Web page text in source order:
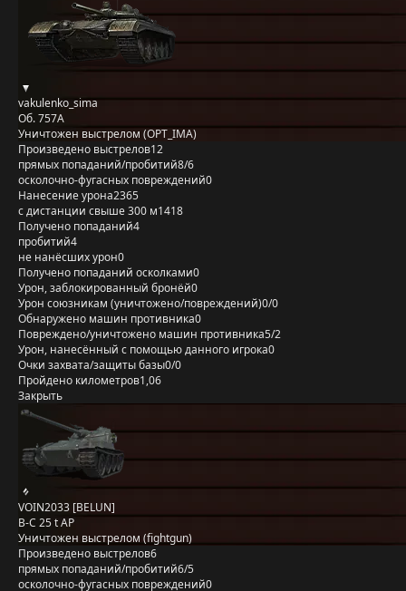
vakulenko_sima
Об. 757А
Уничтожен выстрелом (OPT_IMA)
Произведено выстрелов12
прямых попаданий/пробитий8/6
осколочно-фугасных повреждений0
Нанесение урона2365
с дистанции свыше 300 м1418
Получено попаданий4
пробитий4
не нанёсших урон0
Получено попаданий осколками0
Урон, заблокированный бронёй0
Урон союзникам (уничтожено/повреждений)0/0
Обнаружено машин противника0
Повреждено/уничтожено машин противника5/2
Урон, нанесённый с помощью данного игрока0
Очки захвата/защиты базы0/0
Пройдено километров1,06
Закрыть
VOIN2033 [BELUN]
B-C 25 t AP
Уничтожен выстрелом (fightgun)
Произведено выстрелов6
прямых попаданий/пробитий6/5
осколочно-фугасных повреждений0